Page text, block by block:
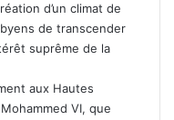
d’un climat de
de transcender
suprême de la
aux Hautes
VI, que